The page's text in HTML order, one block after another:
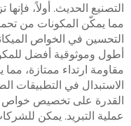
التصنيع الحديث. أولاً،
مما يمكّن المكونات من
التحسين في الخواص
أطول وموثوقية أفضل
مقاومة ارتداء ممتازة،
الاستبدال في التطبيقات
القدرة على تخصيص خواص
عملية التبريد. يمكن